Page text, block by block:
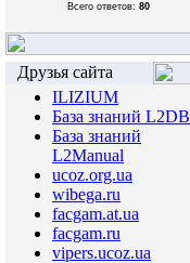
Всего ответов: 80
Друзья сайта
ILIZIUM
База знаний L2DB
База знаний
L2Manual
ucoz.org.ua
wibega.ru
facgam.at.ua
facgam.ru
vipers.ucoz.ua